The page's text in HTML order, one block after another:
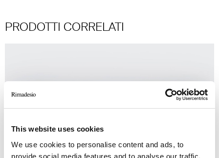
This website uses cookies
We use cookies to personalise content and ads, to
provide social media features and to analyse our traffic.
PRODOTTI CORRELATI